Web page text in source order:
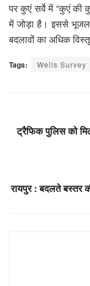
पर कुएं सर्वे में “कुएं की
में जोड़ा है। इससे
बदलावों का अधिक
Tags: Wells Survey
ट्रैफिक पुलिस को
रायपुर : बदलते बस्तर